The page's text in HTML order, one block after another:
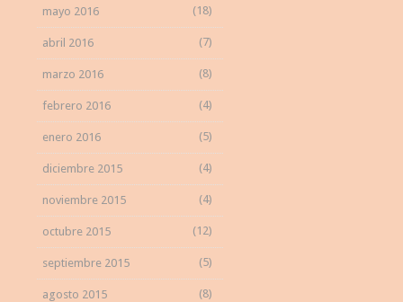
mayo 2016 (18)
abril 2016 (7)
marzo 2016 (8)
febrero 2016 (4)
enero 2016 (5)
diciembre 2015 (4)
noviembre 2015 (4)
octubre 2015 (12)
septiembre 2015 (5)
agosto 2015 (8)